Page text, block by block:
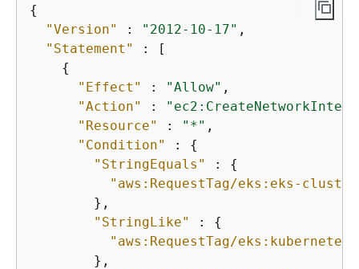
{
"Version"
: "2012-10-17" ,
"Statement"
: [
{
"Effect"
: "Allow" ,
"Action"
:
"Resource"
: "*" ,
"Condition"
: {
"StringEquals"
: {
"aws:RequestTag/eks:eks-
        },
"StringLike"
: {
"aws:RequestTag/
        },